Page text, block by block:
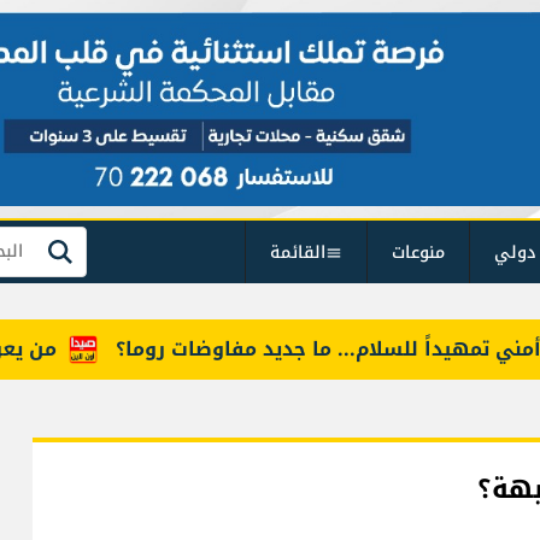
منوعات القائمة بحث
من يعرف للسلام... ما جديد مفاوضات روما؟